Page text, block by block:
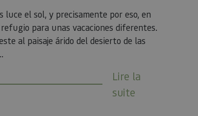
luce el sol, y precisamente por eso, en
para unas vacaciones diferentes.
al paisaje árido del desierto de las
Lire la
suite